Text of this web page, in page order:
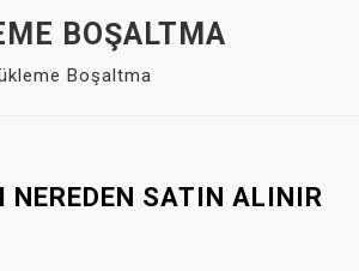
BOŞALTMA
Boşaltma
NEREDEN SATIN ALINIR